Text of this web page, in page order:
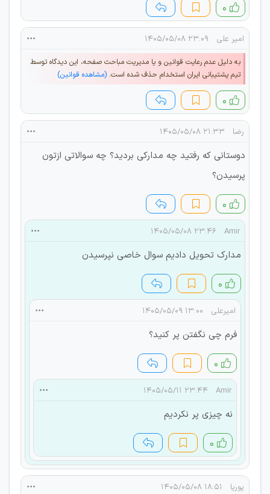
۰
امیر علی ۲۳:۰۹ ۱۴۰۵/۰۵/۰۸
به دلیل عدم رعایت قوانین و یا مدیریت مباحث صفحه، این دیدگاه توسط
تیم پشتیبانی ایران استخدام حذف شده است. (مشاهده قوانین)
۰
رضا ۲۱:۳۳ ۱۴۰۵/۰۵/۰۸
دوستانی که رفتید چه مدارکی بردید؟ چه سوالاتی ازتون
پرسیدن؟
۰
Amir ۲۳:۴۶ ۱۴۰۵/۰۵/۰۸
مدارک تحویل دادیم سوال خاصی نپرسیدن
۰
امیرعلی ۱۳:۰۰ ۱۴۰۵/۰۵/۰۹
فرم چی نگفتن پر کنید؟
۰
Amir ۲۳:۴۴ ۱۴۰۵/۰۵/۱۱
نه چیزی پر نکردیم
۰
پوریا ۱۸:۵۱ ۱۴۰۵/۰۵/۰۸